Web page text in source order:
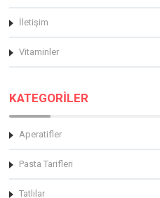
İletişim
Vitaminler
KATEGORİLER
Aperatifler
Pasta Tarifleri
Tatlılar